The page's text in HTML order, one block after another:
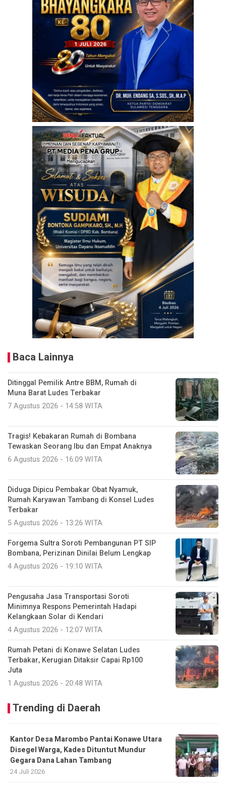
Baca Lainnya
Ditinggal Pemilik Antre BBM, Rumah di
Muna Barat Ludes Terbakar
7 Agustus 2026 - 14:58 WITA
Tragis! Kebakaran Rumah di Bombana
Tewaskan Seorang Ibu dan Empat Anaknya
6 Agustus 2026 - 16:09 WITA
Diduga Dipicu Pembakar Obat Nyamuk,
Rumah Karyawan Tambang di Konsel Ludes
Terbakar
5 Agustus 2026 - 13:26 WITA
Forgema Sultra Soroti Pembangunan PT SIP
Bombana, Perizinan Dinilai Belum Lengkap
4 Agustus 2026 - 19:10 WITA
Pengusaha Jasa Transportasi Soroti
Minimnya Respons Pemerintah Hadapi
Kelangkaan Solar di Kendari
4 Agustus 2026 - 12:07 WITA
Rumah Petani di Konawe Selatan Ludes
Terbakar, Kerugian Ditaksir Capai Rp100
Juta
1 Agustus 2026 - 20:48 WITA
Trending di Daerah
Kantor Desa Marombo Pantai Konawe Utara
Disegel Warga, Kades Dituntut Mundur
Gegara Dana Lahan Tambang
24 Juli 2026